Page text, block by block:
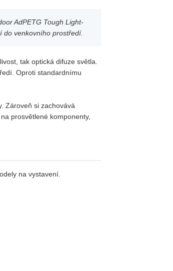
AdPETG Tough Light-
do venkovního prostředí.
tak optická difuze světla.
Oproti standardnímu
Zároveň si zachovává
prosvětlené komponenty,
na vystavení.